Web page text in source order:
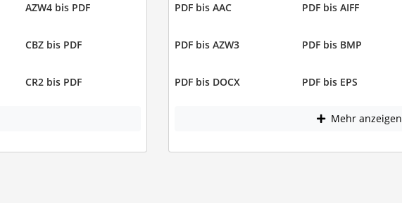
AZW4 bis PDF
CBZ bis PDF
CR2 bis PDF
PDF bis AAC PDF bis AIFF
PDF bis AZW3 PDF bis BMP
PDF bis DOCX PDF bis EPS
Mehr anzeigen